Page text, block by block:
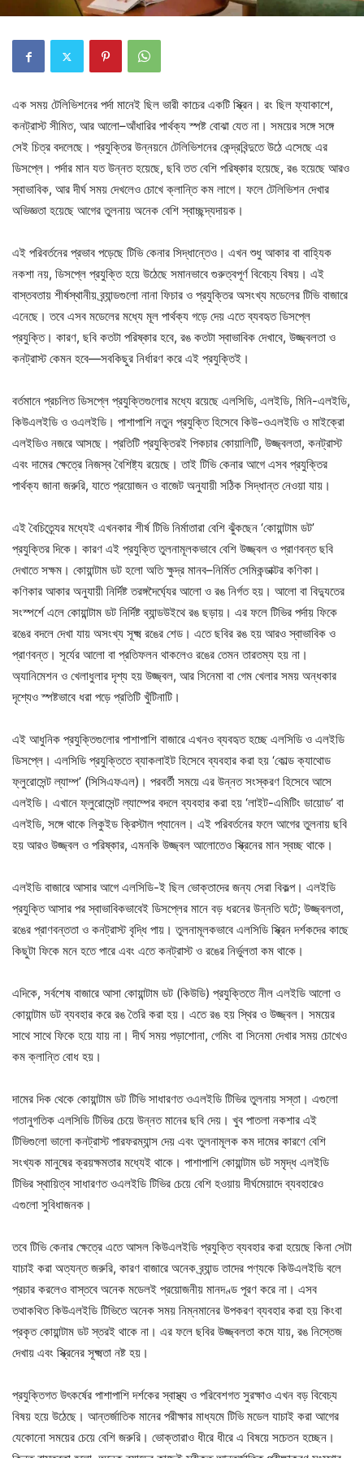
এক সময় টেলিভিশনের পর্দা মানেই ছিল ভারী কাচের একটি স্ক্রিন। রং ছিল ফ্যাকাশে,
কনট্রাস্ট সীমিত, আর আলো–আঁধারির পার্থক্য স্পষ্ট বোঝা যেত না। সময়ের সঙ্গে সঙ্গে
সেই চিত্র বদলেছে। প্রযুক্তির উন্নয়নে টেলিভিশনের কেন্দ্রবিন্দুতে উঠে এসেছে এর
ডিসপ্লে। পর্দার মান যত উন্নত হয়েছে, ছবি তত বেশি পরিষ্কার হয়েছে, রঙ হয়েছে আরও
স্বাভাবিক, আর দীর্ঘ সময় দেখলেও চোখে ক্লান্তি কম লাগে। ফলে টেলিভিশন দেখার
অভিজ্ঞতা হয়েছে আগের তুলনায় অনেক বেশি স্বাচ্ছন্দ্যদায়ক।
এই পরিবর্তনের প্রভাব পড়েছে টিভি কেনার সিদ্ধান্তেও। এখন শুধু আকার বা বাহ্যিক
নকশা নয়, ডিসপ্লে প্রযুক্তি হয়ে উঠেছে সমানভাবে গুরুত্বপূর্ণ বিবেচ্য বিষয়। এই
বাস্তবতায় শীর্ষস্থানীয় ব্র্যান্ডগুলো নানা ফিচার ও প্রযুক্তির অসংখ্য মডেলের টিভি বাজারে
এনেছে। তবে এসব মডেলের মধ্যে মূল পার্থক্য গড়ে দেয় এতে ব্যবহৃত ডিসপ্লে
প্রযুক্তি। কারণ, ছবি কতটা পরিষ্কার হবে, রঙ কতটা স্বাভাবিক দেখাবে, উজ্জ্বলতা ও
কনট্রাস্ট কেমন হবে—সবকিছুর নির্ধারণ করে এই প্রযুক্তিই।
বর্তমানে প্রচলিত ডিসপ্লে প্রযুক্তিগুলোর মধ্যে রয়েছে এলসিডি, এলইডি, মিনি-এলইডি,
কিউএলইডি ও ওএলইডি। পাশাপাশি নতুন প্রযুক্তি হিসেবে কিউ-ওএলইডি ও মাইক্রো
এলইডিও নজরে আসছে। প্রতিটি প্রযুক্তিরই পিকচার কোয়ালিটি, উজ্জ্বলতা, কনট্রাস্ট
এবং দামের ক্ষেত্রে নিজস্ব বৈশিষ্ট্য রয়েছে। তাই টিভি কেনার আগে এসব প্রযুক্তির
পার্থক্য জানা জরুরি, যাতে প্রয়োজন ও বাজেট অনুযায়ী সঠিক সিদ্ধান্ত নেওয়া যায়।
এই বৈচিত্র্যের মধ্যেই এখনকার শীর্ষ টিভি নির্মাতারা বেশি ঝুঁকছেন ‘কোয়ান্টাম ডট’
প্রযুক্তির দিকে। কারণ এই প্রযুক্তি তুলনামূলকভাবে বেশি উজ্জ্বল ও প্রাণবন্ত ছবি
দেখাতে সক্ষম। কোয়ান্টাম ডট হলো অতি ক্ষুদ্র মানব–নির্মিত সেমিকন্ডাক্টর কণিকা।
কণিকার আকার অনুযায়ী নির্দিষ্ট তরঙ্গদৈর্ঘ্যের আলো ও রঙ নির্গত হয়। আলো বা বিদ্যুতের
সংস্পর্শে এলে কোয়ান্টাম ডট নির্দিষ্ট ব্যান্ডউইথে রঙ ছড়ায়। এর ফলে টিভির পর্দায় ফিকে
রঙের বদলে দেখা যায় অসংখ্য সূক্ষ্ম রঙের শেড। এতে ছবির রঙ হয় আরও স্বাভাবিক ও
প্রাণবন্ত। সূর্যের আলো বা প্রতিফলন থাকলেও রঙের তেমন তারতম্য হয় না।
অ্যানিমেশন ও খেলাধুলার দৃশ্য হয় উজ্জ্বল, আর সিনেমা বা গেম খেলার সময় অন্ধকার
দৃশ্যেও স্পষ্টভাবে ধরা পড়ে প্রতিটি খুঁটিনাটি।
এই আধুনিক প্রযুক্তিগুলোর পাশাপাশি বাজারে এখনও ব্যবহৃত হচ্ছে এলসিডি ও এলইডি
ডিসপ্লে। এলসিডি প্রযুক্তিতে ব্যাকলাইট হিসেবে ব্যবহার করা হয় ‘কোল্ড ক্যাথোড
ফ্লুরোসেন্ট ল্যাম্প’ (সিসিএফএল)। পরবর্তী সময়ে এর উন্নত সংস্করণ হিসেবে আসে
এলইডি। এখানে ফ্লুরোসেন্ট ল্যাম্পের বদলে ব্যবহার করা হয় ‘লাইট-এমিটিং ডায়োড’ বা
এলইডি, সঙ্গে থাকে লিকুইড ক্রিস্টাল প্যানেল। এই পরিবর্তনের ফলে আগের তুলনায় ছবি
হয় আরও উজ্জ্বল ও পরিষ্কার, এমনকি উজ্জ্বল আলোতেও স্ক্রিনের মান স্বচ্ছ থাকে।
এলইডি বাজারে আসার আগে এলসিডি-ই ছিল ভোক্তাদের জন্য সেরা বিকল্প। এলইডি
প্রযুক্তি আসার পর স্বাভাবিকভাবেই ডিসপ্লের মানে বড় ধরনের উন্নতি ঘটে; উজ্জ্বলতা,
রঙের প্রাণবন্ততা ও কনট্রাস্ট বৃদ্ধি পায়। তুলনামূলকভাবে এলসিডি স্ক্রিন দর্শকদের কাছে
কিছুটা ফিকে মনে হতে পারে এবং এতে কনট্রাস্ট ও রঙের নির্ভুলতা কম থাকে।
এদিকে, সর্বশেষ বাজারে আসা কোয়ান্টাম ডট (কিউডি) প্রযুক্তিতে নীল এলইডি আলো ও
কোয়ান্টাম ডট ব্যবহার করে রঙ তৈরি করা হয়। এতে রঙ হয় স্থির ও উজ্জ্বল। সময়ের
সাথে সাথে ফিকে হয়ে যায় না। দীর্ঘ সময় পড়াশোনা, গেমিং বা সিনেমা দেখার সময় চোখেও
কম ক্লান্তি বোধ হয়।
দামের দিক থেকে কোয়ান্টাম ডট টিভি সাধারণত ওএলইডি টিভির তুলনায় সস্তা। এগুলো
গতানুগতিক এলসিডি টিভির চেয়ে উন্নত মানের ছবি দেয়। খুব পাতলা নকশার এই
টিভিগুলো ভালো কনট্রাস্ট পারফরম্যান্স দেয় এবং তুলনামূলক কম দামের কারণে বেশি
সংখ্যক মানুষের ক্রয়ক্ষমতার মধ্যেই থাকে। পাশাপাশি কোয়ান্টাম ডট সমৃদ্ধ এলইডি
টিভির স্থায়িত্ব সাধারণত ওএলইডি টিভির চেয়ে বেশি হওয়ায় দীর্ঘমেয়াদে ব্যবহারেও
এগুলো সুবিধাজনক।
তবে টিভি কেনার ক্ষেত্রে এতে আসল কিউএলইডি প্রযুক্তি ব্যবহার করা হয়েছে কিনা সেটা
যাচাই করা অত্যন্ত জরুরি, কারণ বাজারে অনেক ব্র্যান্ড তাদের পণ্যকে কিউএলইডি বলে
প্রচার করলেও বাস্তবে অনেক মডেলই প্রয়োজনীয় মানদণ্ড পূরণ করে না। এসব
তথাকথিত কিউএলইডি টিভিতে অনেক সময় নিম্নমানের উপকরণ ব্যবহার করা হয় কিংবা
প্রকৃত কোয়ান্টাম ডট স্তরই থাকে না। এর ফলে ছবির উজ্জ্বলতা কমে যায়, রঙ নিস্তেজ
দেখায় এবং স্ক্রিনের সূক্ষ্মতা নষ্ট হয়।
প্রযুক্তিগত উৎকর্ষের পাশাপাশি দর্শকের স্বাস্থ্য ও পরিবেশগত সুরক্ষাও এখন বড় বিবেচ্য
বিষয় হয়ে উঠেছে। আন্তর্জাতিক মানের পরীক্ষার মাধ্যমে টিভি মডেল যাচাই করা আগের
যেকোনো সময়ের চেয়ে বেশি জরুরি। ভোক্তারাও ধীরে ধীরে এ বিষয়ে সচেতন হচ্ছেন।